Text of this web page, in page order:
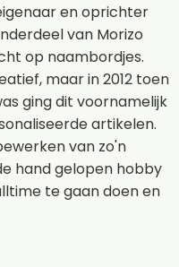
en oprichter
van Morizo
op naambordjes.
maar in 2012 toen
ging dit voornamelijk
artikelen.
van zo'n
hand gelopen hobby
te gaan doen en